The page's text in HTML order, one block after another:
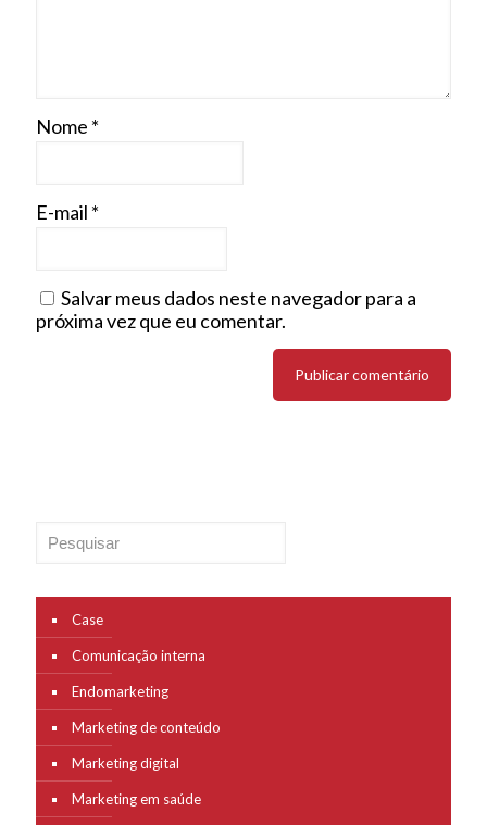
Nome *
E-mail *
Salvar meus dados neste navegador para a
próxima vez que eu comentar.
Pesquisar
Case
Comunicação interna
Endomarketing
Marketing de conteúdo
Marketing digital
Marketing em saúde